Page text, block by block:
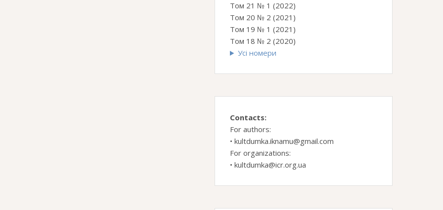
Том 21 № 1 (2022)
Том 20 № 2 (2021)
Том 19 № 1 (2021)
Том 18 № 2 (2020)
Усі номери
Contacts:
For authors:
• kultdumka.iknamu@gmail.com
For organizations:
• kultdumka@icr.org.ua